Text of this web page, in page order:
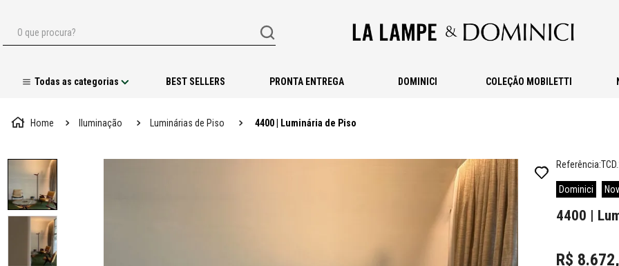
O que procura?
BEST SELLERS PRONTA ENTREGA DOMINICI COLEÇÃO MOBILETTI
Iluminação Luminárias de Piso 4400 | Luminária de Piso
Referência:
Dominici
4400 |
R$ 8.672,